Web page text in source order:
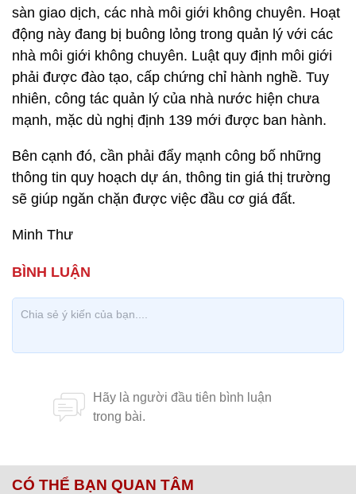
sàn giao dịch, các nhà môi giới không chuyên. Hoạt
động này đang bị buông lỏng trong quản lý với các
nhà môi giới không chuyên. Luật quy định môi giới
phải được đào tạo, cấp chứng chỉ hành nghề. Tuy
nhiên, công tác quản lý của nhà nước hiện chưa
mạnh, mặc dù nghị định 139 mới được ban hành.
Bên cạnh đó, cần phải đẩy mạnh công bố những
thông tin quy hoạch dự án, thông tin giá thị trường
sẽ giúp ngăn chặn được việc đầu cơ giá đất.
Minh Thư
CÓ THỂ BẠN QUAN TÂM